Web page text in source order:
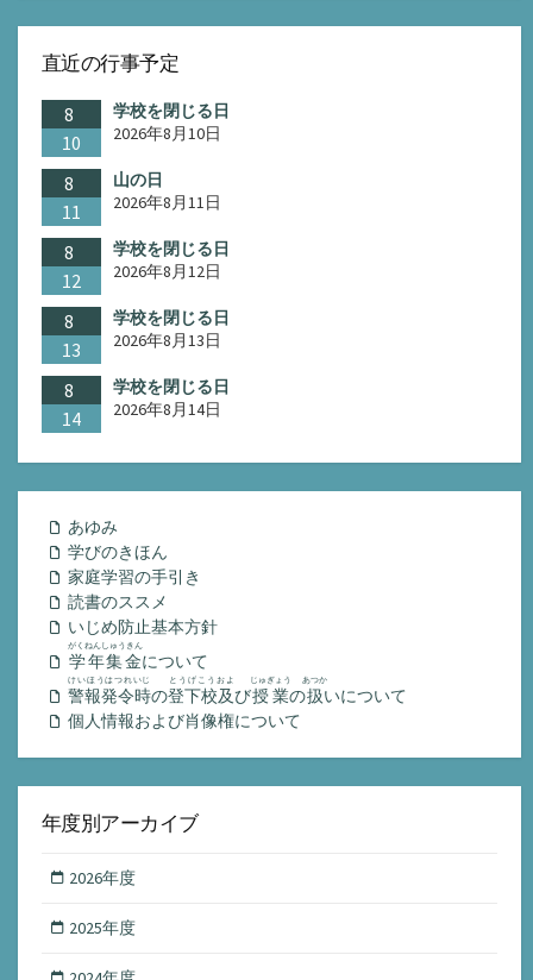
直近の行事予定
8
10
学校を閉じる日
2026年8月10日
8
11
山の日
2026年8月11日
8
12
学校を閉じる日
2026年8月12日
8
13
学校を閉じる日
2026年8月13日
8
14
学校を閉じる日
2026年8月14日
あゆみ
学びのきほん
家庭学習の手引き
読書のススメ
いじめ防止基本方針
学年集金
がくねんしゅうきん
について
警報発令時
けいほうはつれいじ
の登下校及
とうげこうおよ
び授業
じゅぎょう
の扱
あつか
いについて
個人情報および肖像権について
年度別アーカイブ
2026年度
2025年度